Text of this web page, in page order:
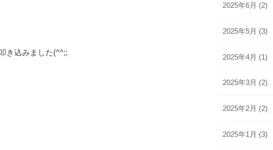
き込みました(^^;;
2025年6月 (2)
2025年5月 (3)
2025年4月 (1)
2025年3月 (2)
2025年2月 (2)
2025年1月 (3)